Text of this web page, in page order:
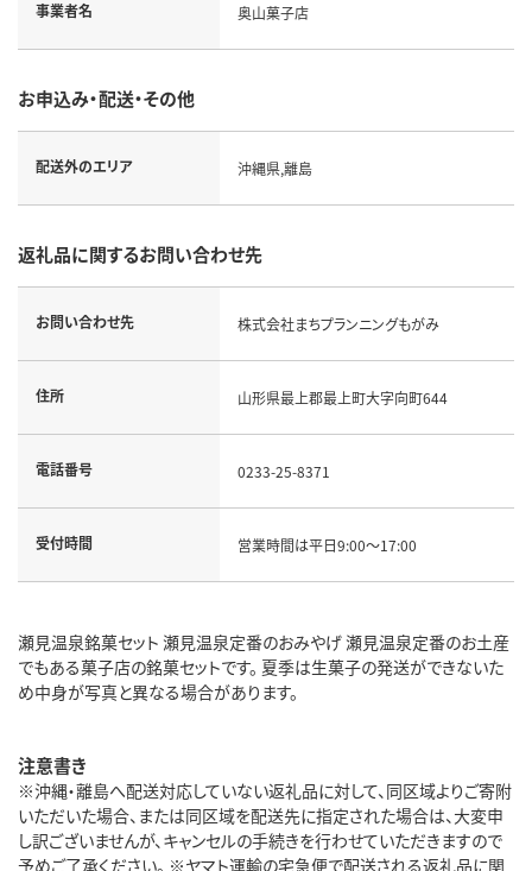
事業者名 奥山菓子店
お申込み・配送・その他
配送外のエリア 沖縄県,離島
返礼品に関するお問い合わせ先
お問い合わせ先 株式会社まちプランニングもがみ
住所 山形県最上郡最上町大字向町644
電話番号 0233-25-8371
受付時間 営業時間は平日9:00～17:00
瀬見温泉銘菓セット 瀬見温泉定番のおみやげ 瀬見温泉定番のお土産
でもある菓子店の銘菓セットです。 夏季は生菓子の発送ができないた
め中身が写真と異なる場合があります。
注意書き
※沖縄・離島へ配送対応していない返礼品に対して、同区域よりご寄附
いただいた場合、または同区域を配送先に指定された場合は、大変申
し訳ございませんが、キャンセルの手続きを行わせていただきますので
予めご了承ください。 ※ヤマト運輸の宅急便で配送される返礼品に関